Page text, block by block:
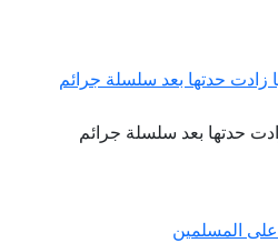
زادت حدتها بعد سلسلة جرائم
حدتها بعد سلسلة جرائم
على المسلمين